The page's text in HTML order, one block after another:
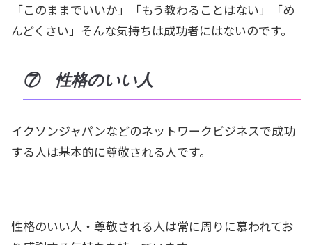
「このままでいいか」「もう教わることはない」「め
んどくさい」そんな気持ちは成功者にはないのです。
⑦ 性格のいい人
イクソンジャパンなどのネットワークビジネスで成功
する人は基本的に尊敬される人です。
性格のいい人・尊敬される人は常に周りに慕われてお